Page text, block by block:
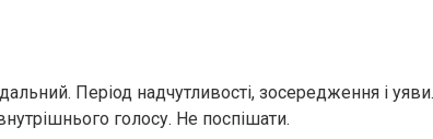
Період надчутливості, зосередження і
голосу. Не поспішати.